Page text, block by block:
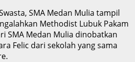
SMA Medan Mulia tampil
Methodist Lubuk Pakam
SMA Medan Mulia dinobatkan
Felic dari sekolah yang sama